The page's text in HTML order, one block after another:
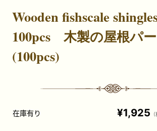
Wooden fishscale
100pcs 木製の屋根パ
(100pcs)
在庫有り ¥1,925